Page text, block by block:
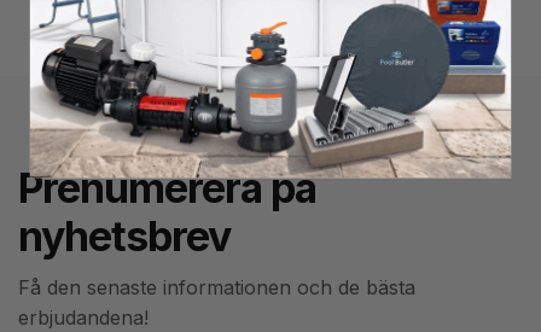
Prenumerera på
nyhetsbrev
Få den senaste informationen och de bästa
erbjudandena!